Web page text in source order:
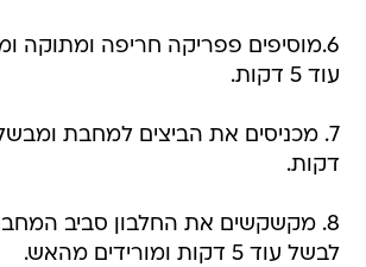
6.מוסיפים פפריקה חריפה ומתוקה
עוד 5 דקות.
דקות.
8. מקשקשים את החלבון סביב
לבשל עוד 5 דקות ומורידים מהאש.